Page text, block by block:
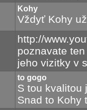
Kohy
Vždyť Kohy
http://
poznavate
jeho vizitky v
to gogo
S tou kvalitou
Snad to Kohy